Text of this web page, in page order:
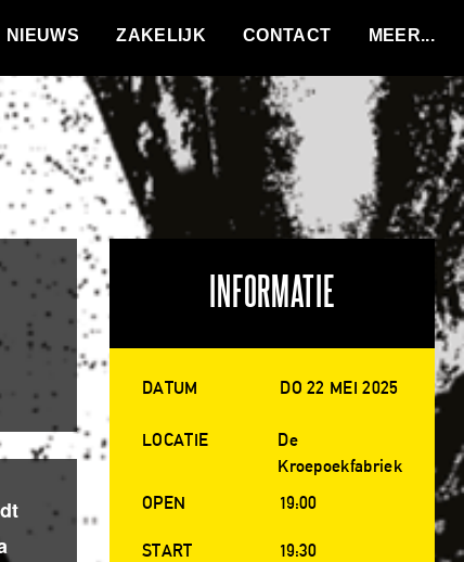
NIEUWS ZAKELIJK CONTACT
INFORMATIE
DATUM DO 22 MEI 2025
LOCATIE
De
Kroepoekfabriek
OPEN
19:00
START 19:30